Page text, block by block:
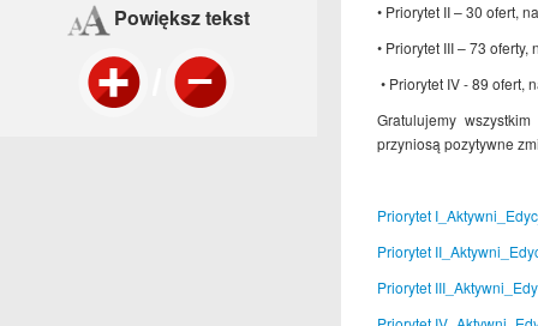
Powiększ tekst
• Priorytet II – 30 ofert,
• Priorytet III – 73 oferty,
• Priorytet IV - 89 ofert,
Gratulujemy
przyniosą pozytywne
Priorytet
Priorytet
Priorytet